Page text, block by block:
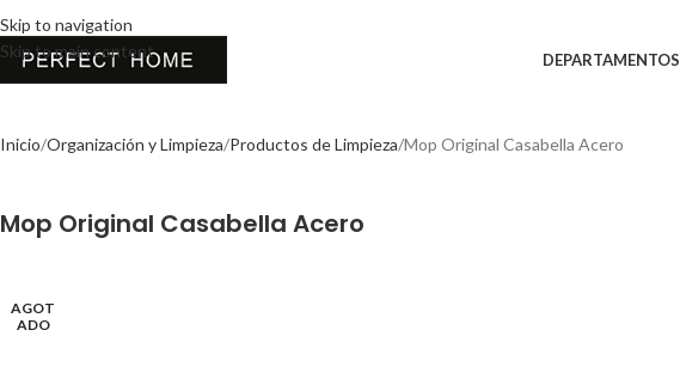
Skip to navigation
Skip to main content
DEPARTAMENTOS
Inicio Organización y Limpieza Productos de Limpieza Mop Original Casabella Acero
Mop Original Casabella Acero
AGOT
ADO